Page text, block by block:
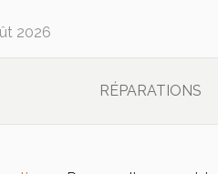
2026
RÉPARATIONS